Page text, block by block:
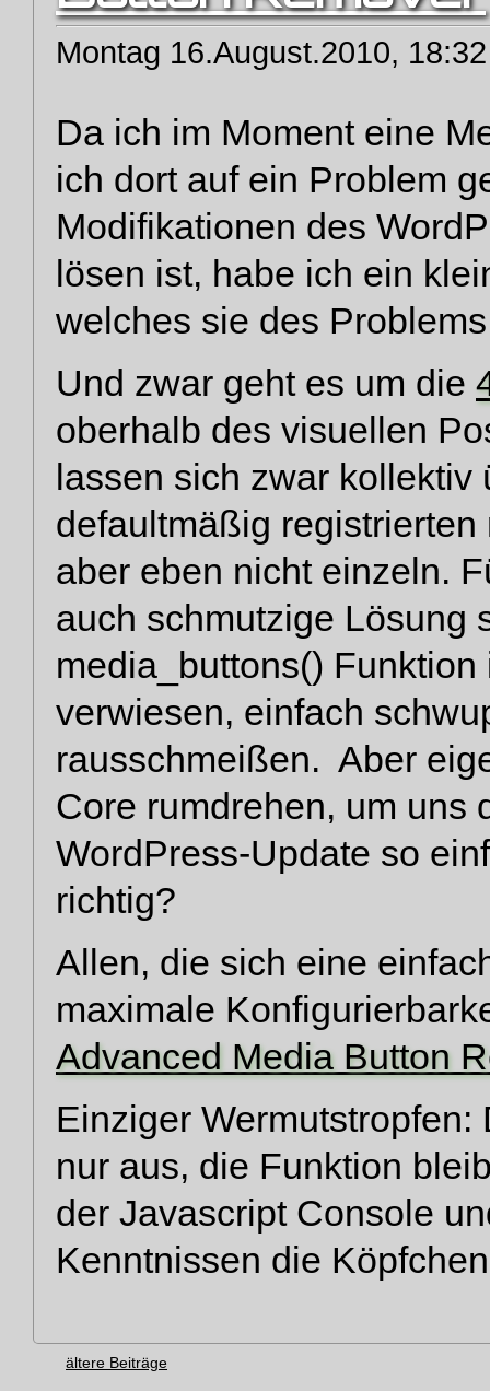
Montag 16.August.2010,
Da ich im Moment eine
ich dort auf ein Problem
Modifikationen des
lösen ist, habe ich ein
welches sie des
Und zwar geht es um die
oberhalb des visuellen
lassen sich zwar kollektiv
defaultmäßig
aber eben nicht einzeln.
auch schmutzige Lösung
media_buttons()
verwiesen, einfach
rausschmeißen. Aber
Core rumdrehen, um uns
WordPress-Update so
richtig?
Allen, die sich eine
maximale
Advanced Media Button
Einziger
nur aus, die Funktion
der Javascript Console
Kenntnissen die
ältere Beiträge